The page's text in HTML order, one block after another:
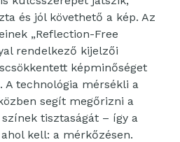
és jól követhető a kép. Az
„Reflection-Free
rendelkező kijelzői
képminőséget
A technológia mérsékli a
segít megőrizni a
tisztaságát – így a
kell: a mérkőzésen.